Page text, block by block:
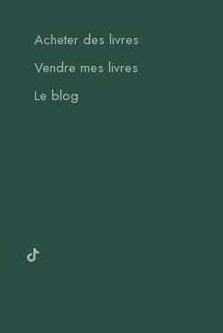
Acheter des livres
Vendre mes livres
Le blog